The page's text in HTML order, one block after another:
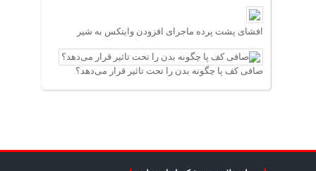
افشای پشت پرده ماجرای افزودن وایتکس به شیر
صافی کف پا چگونه بدن را تحت تاثیر قرار می‌دهد؟